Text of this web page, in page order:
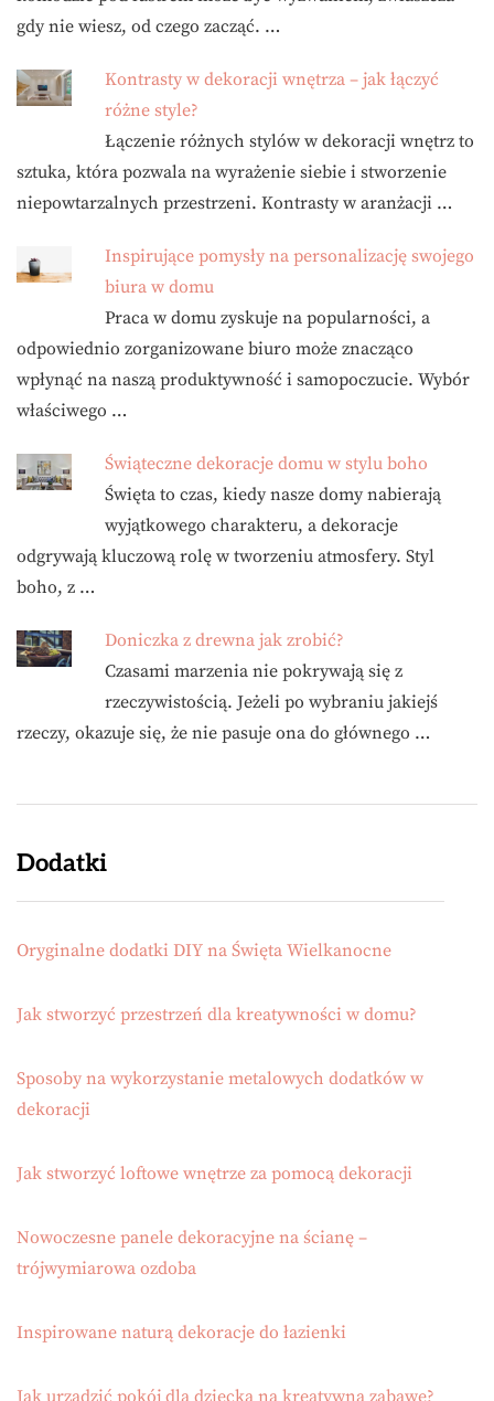
gdy nie wiesz, od czego zacząć. …
Kontrasty w dekoracji wnętrza – jak łączyć
różne style?
Łączenie różnych stylów w dekoracji wnętrz to
sztuka, która pozwala na wyrażenie siebie i stworzenie
niepowtarzalnych przestrzeni. Kontrasty w aranżacji …
Inspirujące pomysły na personalizację swojego
biura w domu
Praca w domu zyskuje na popularności, a
odpowiednio zorganizowane biuro może znacząco
wpłynąć na naszą produktywność i samopoczucie. Wybór
właściwego …
Świąteczne dekoracje domu w stylu boho
Święta to czas, kiedy nasze domy nabierają
wyjątkowego charakteru, a dekoracje
odgrywają kluczową rolę w tworzeniu atmosfery. Styl
boho, z …
Doniczka z drewna jak zrobić?
Czasami marzenia nie pokrywają się z
rzeczywistością. Jeżeli po wybraniu jakiejś
rzeczy, okazuje się, że nie pasuje ona do głównego …
Dodatki
Oryginalne dodatki DIY na Święta Wielkanocne
Jak stworzyć przestrzeń dla kreatywności w domu?
Sposoby na wykorzystanie metalowych dodatków w
dekoracji
Jak stworzyć loftowe wnętrze za pomocą dekoracji
Nowoczesne panele dekoracyjne na ścianę –
trójwymiarowa ozdoba
Inspirowane naturą dekoracje do łazienki